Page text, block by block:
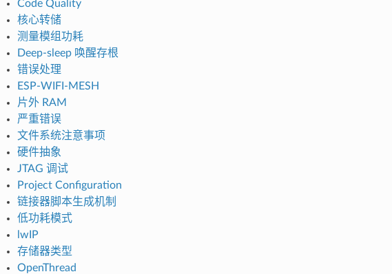
Code Quality
核心转储
测量模组功耗
Deep-sleep 唤醒存根
错误处理
ESP-WIFI-MESH
片外 RAM
严重错误
文件系统注意事项
硬件抽象
JTAG 调试
Project Configuration
链接器脚本生成机制
低功耗模式
lwIP
存储器类型
OpenThread